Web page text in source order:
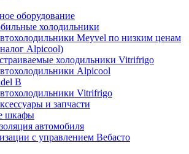
оборудование
холодильники
Meyvel по низким ценам
Alpicool)
холодильники Vitrifrigo
Alpicool
B
Vitrifrigo
и запчасти
шкафы
автомобиля
с управлением Вебасто